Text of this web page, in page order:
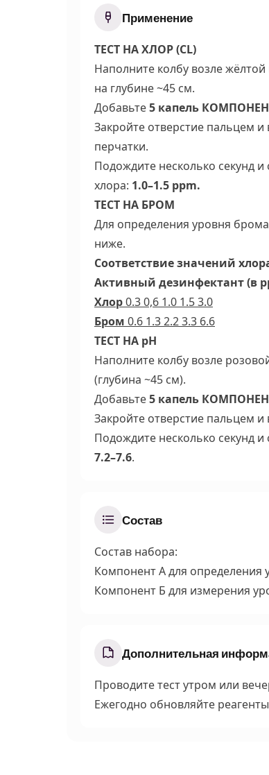
Применение
ТЕСТ НА ХЛОР (CL)
Наполните колбу возле
на глубине ~45 см.
Добавьте5 капель
Закройте отверстие пальцем
перчатки.
Подождите несколько секунд
хлора: 1.0–1.5 ppm.
ТЕСТ НА БРОМ
Для определения уровня
ниже.
Соответствие значений
Активный дезинфектант (в
Хлор0.3 0,6 1.0 1.5 3.0
Бром 0.6 1.3 2.2 3.3 6.6
ТЕСТ НА pH
Наполните колбу возле
(глубина ~45 см).
Добавьте5 капель
Закройте отверстие пальцем и
Подождите несколько секунд
7.2–7.6.
Состав
Состав набора:
Компонент А для определения
Компонент Б для измерения
Дополнительная
Проводите тест утром или
Ежегодно обновляйте